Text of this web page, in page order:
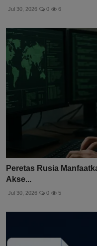
Jul 30, 2026 0 6
Peretas Rusia
Akse...
Jul 30, 2026 0 5